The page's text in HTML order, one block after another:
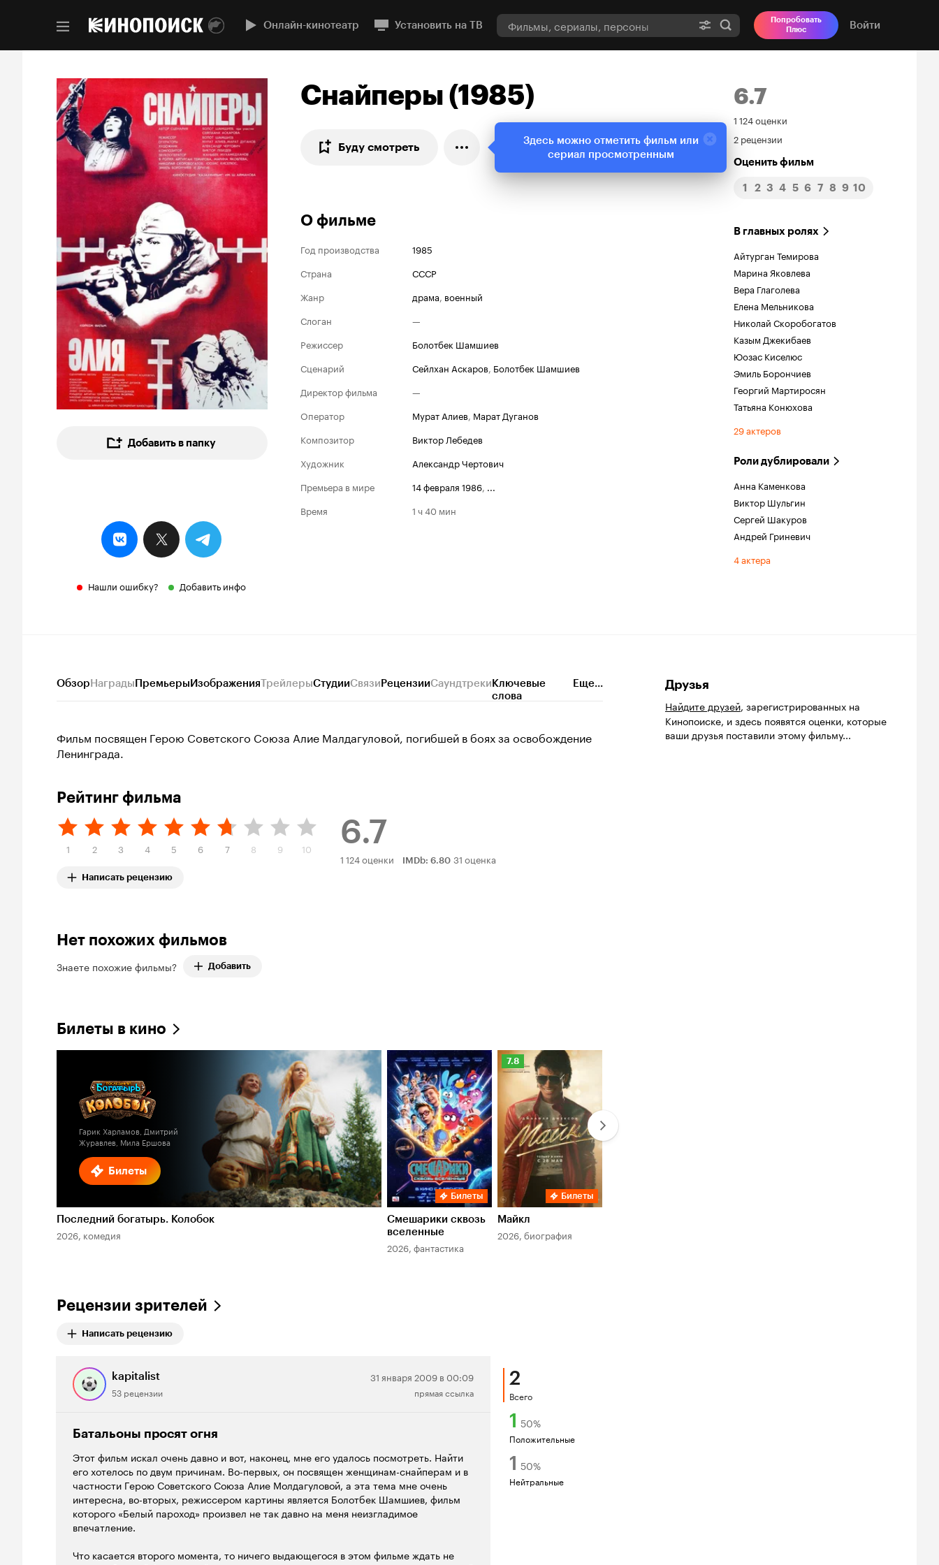
Онлайн-кинотеатр Установить на ТВ
Попробовать
Плюс
Войти
Добавить в папку
Нашли ошибку? Добавить инфо
Снайперы (1985)
Буду смотреть
6.7
Рейтинг
Кинопоиска
6.7
1 124 оценки
2 рецензии
Оценить фильм
1 2 3 4 5 6 7 8 9 10
О фильме
Год производства
1985
Страна
СССР
Жанр
драма, военный
Слоган
—
Режиссер
Болотбек Шамшиев
Сценарий
Сейлхан Аскаров, Болотбек Шамшиев
Директор фильма
—
Оператор
Мурат Алиев, Марат Дуганов
Композитор
Виктор Лебедев
Художник
Александр Чертович
Премьера в мире
14 февраля 1986, ...
Время
1 ч 40 мин
В главных ролях
Айтурган Темирова
Марина Яковлева
Вера Глаголева
Елена Мельникова
Николай Скоробогатов
Казым Джекибаев
Юозас Киселюс
Эмиль Борончиев
Георгий Мартиросян
Татьяна Конюхова
29 актеров
Роли дублировали
Анна Каменкова
Виктор Шульгин
Сергей Шакуров
Андрей Гриневич
4 актера
ОбзорНаградыПремьерыИзображенияТрейлерыСтудииСвязиРецензииСаундтрекиКлючевые
слова
Еще...
Фильм посвящен Герою Советского Союза Алие Малдагуловой, погибшей в боях за освобождение
Ленинграда.
Рейтинг фильма
1 2 3 4 5 6 7 8 9 10
Написать рецензию
6.7
Рейтинг
1 124 оценки IMDb: 6.80 31 оценка
Нет похожих фильмов
Знаете похожие фильмы? Добавить
Билеты в кино
Билеты
Гарик Харламов, Дмитрий
Журавлев, Мила Ершова
Последний богатырь. Колобок
2026, комедия
Билеты
Смешарики сквозь
вселенные
2026, фантастика
Рейтинг
Кинопоиска
7.8
Билеты
Майкл
2026, биография
Рецензии зрителей
Написать рецензию
kapitalist
53 рецензии
Нейтральная
рецензия
31 января 2009 в 00:09
прямая ссылка
Батальоны просят огня
Этот фильм искал очень давно и вот, наконец, мне его удалось посмотреть. Найти
его хотелось по двум причинам. Во-первых, он посвящен женщинам-снайперам и в
частности Герою Советского Союза Алие Молдагуловой, а эта тема мне очень
интересна, во-вторых, режиссером картины является Болотбек Шамшиев, фильм
которого «Белый пароход» произвел не так давно на меня неизгладимое
впечатление.
Что касается второго момента, то ничего выдающегося в этом фильме ждать не
2
Всего
1 50%
Положительные
1 50%
Нейтральные
Друзья
Найдите друзей, зарегистрированных на
Кинопоиске, и здесь появятся оценки, которые
ваши друзья поставили этому фильму...
Здесь можно отметить фильм или
сериал просмотренным